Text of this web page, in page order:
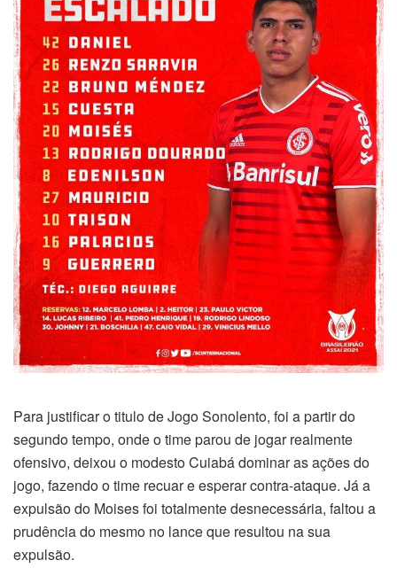
Para justificar o titulo de Jogo Sonolento, foi a partir do
segundo tempo, onde o time parou de jogar realmente
ofensivo, deixou o modesto Cuiabá dominar as ações do
jogo, fazendo o time recuar e esperar contra-ataque. Já a
expulsão do Moises foi totalmente desnecessária, faltou a
prudência do mesmo no lance que resultou na sua
expulsão.